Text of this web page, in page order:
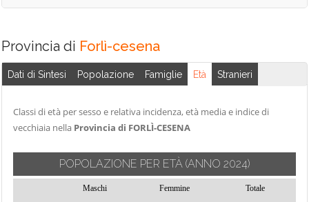
Provincia di Forlì-cesena
Dati di Sintesi Popolazione Famiglie Età Stranieri
Classi di età per sesso e relativa incidenza, età media e indice di
vecchiaia nella Provincia di FORLÌ-CESENA
POPOLAZIONE PER ETÀ (ANNO 2024)
Maschi Femmine
Totale